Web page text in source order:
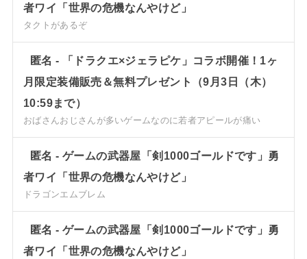
者ワイ「世界の危機なんやけど」
タクトがあるぞ
匿名-
「ドラクエ×ジェラピケ」コラボ開催！1ヶ
月限定装備販売＆無料プレゼント（9月3日（木）
10:59まで）
おばさんおじさんが多いゲームなのに若者アピールが痛い
匿名- ゲームの武器屋「剣1000ゴールドです」勇
者ワイ「世界の危機なんやけど」
ドラゴンエムブレム
匿名- ゲームの武器屋「剣1000ゴールドです」勇
者ワイ「世界の危機なんやけど」